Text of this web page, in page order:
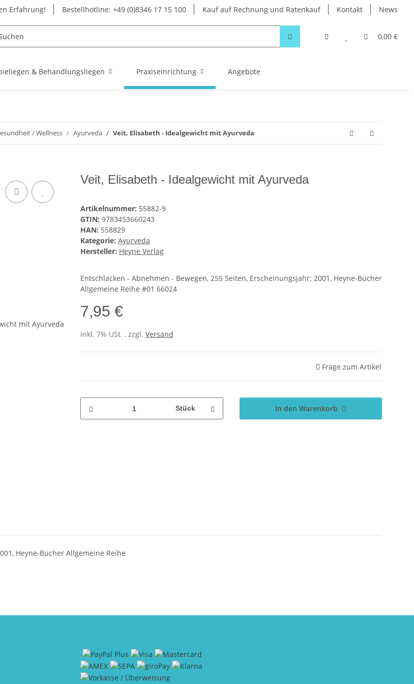
Erfahrung! Bestellhotline: +49 (0)8346 17 15 100 Kauf auf Rechnung und Ratenkauf Kontakt News
0,00 €
& Behandlungsliegen Praxiseinrichtung Angebote
/ Wellness Ayurveda Veit, Elisabeth - Idealgewicht mit Ayurveda
Veit, Elisabeth - Idealgewicht mit Ayurveda
Artikelnummer: 55882-9
GTIN: 9783453660243
HAN: 558829
Kategorie: Ayurveda
Hersteller: Heyne Verlag
Entschlacken - Abnehmen - Bewegen, 255 Seiten, Erscheinungsjahr: 2001, Heyne-Bücher
Allgemeine Reihe #01 66024
7,95 €
inkl. 7% USt. , zzgl. Versand
Frage zum Artikel
Stück In den Warenkorb
Heyne-Bücher Allgemeine Reihe